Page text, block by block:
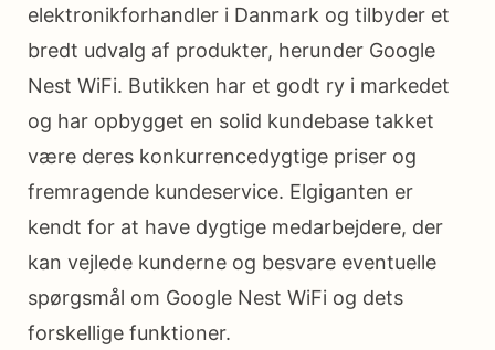
elektronikforhandler i Danmark og tilbyder et
bredt udvalg af produkter, herunder Google
Nest WiFi. Butikken har et godt ry i markedet
og har opbygget en solid kundebase takket
være deres konkurrencedygtige priser og
fremragende kundeservice. Elgiganten er
kendt for at have dygtige medarbejdere, der
kan vejlede kunderne og besvare eventuelle
spørgsmål om Google Nest WiFi og dets
forskellige funktioner.